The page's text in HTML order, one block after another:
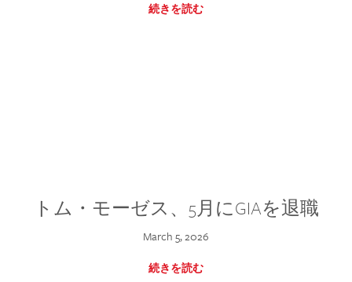
続きを読む
トム・モーゼス、5月にGIAを退職
March 5, 2026
続きを読む